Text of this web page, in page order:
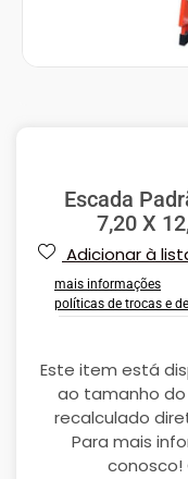
Escada
7,20 X
Adicionar à
mais informações
políticas de trocas e
Este item está
ao tamanho
recalculado
Para mais
conosco!